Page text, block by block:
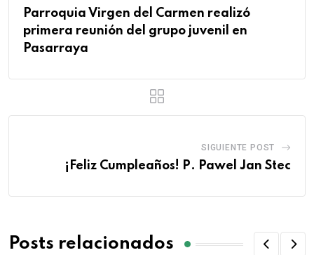
Parroquia Virgen del Carmen realizó
primera reunión del grupo juvenil en
Pasarraya
SIGUIENTE POST
¡Feliz Cumpleaños! P. Pawel Jan Stec
Posts relacionados